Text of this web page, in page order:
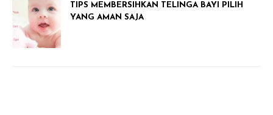
TIPS MEMBERSIHKAN TELINGA BAYI PILIH
YANG AMAN SAJA